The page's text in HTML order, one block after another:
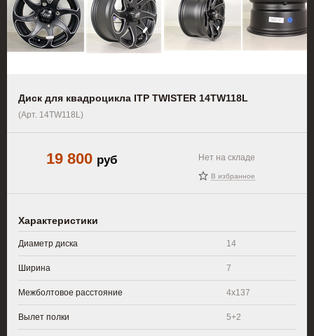
Диск для квадроцикла ITP TWISTER 14TW118L
(Арт. 14TW118L)
19 800 руб Нет на складе
В избранное
Характеристики
Диаметр диска 14
Ширина 7
Межболтовое расстояние 4x137
Вылет полки 5+2